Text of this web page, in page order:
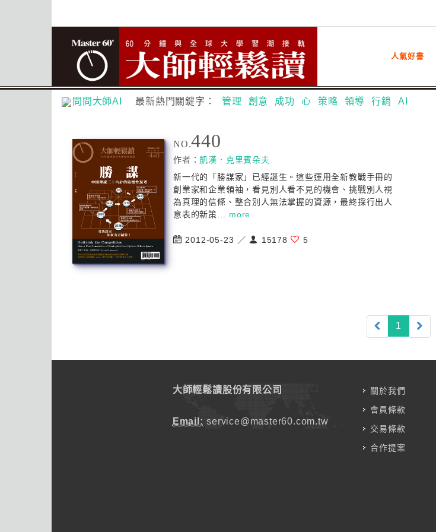
人氣好書
問問大師AI 最新熱門關鍵字： 管理 創意 成功 心 策略 領導 行銷 AI
NO.440
作者：凱漢．克里賓朵夫
新一代的「勝謀家」已經誕生。這些運用全新教戰手冊的
創業家和企業領袖，看見別人看不見的機會、挑戰別人視
為真理的信條、整合別人無法掌握的資源，最終採行出人
意表的新策... more
2012-05-23 ／ 15178 5
1 (current)
大師輕鬆讀股份有限公司
Email: service@master60.com.tw
關於我們
會員條款
交易條款
合作提案